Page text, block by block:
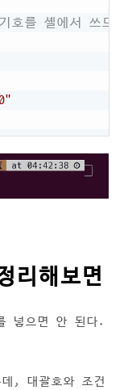
호를 셸에서 쓰므
리해보면
넣으면 안 된다.
, 대괄호와 조건